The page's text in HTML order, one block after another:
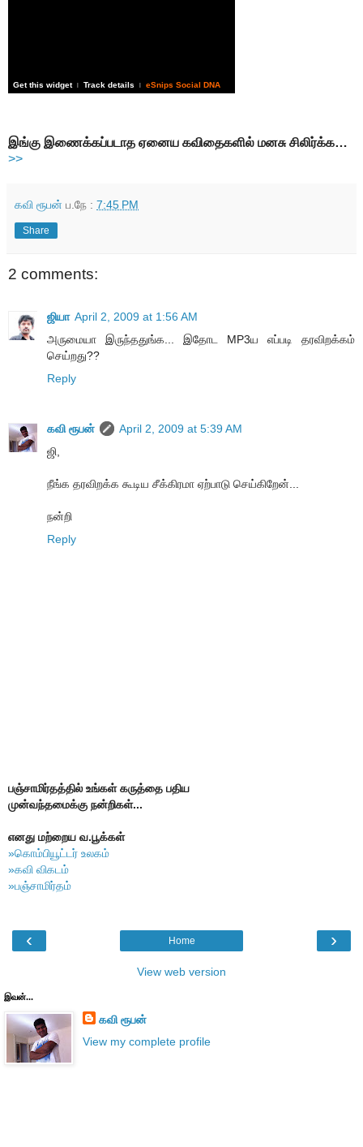
Get this widget | Track details | eSnips Social DNA
இங்கு இணைக்கப்படாத ஏனைய கவிதைகளில் மனசு சிலிர்க்க…
>>
கவி ரூபன் ப.நே : 7:45 PM
Share
2 comments:
ஜியா April 2, 2009 at 1:56 AM
அருமையா இருந்ததுங்க... இதோட MP3ய எப்படி தரவிறக்கம்
செய்றது??
Reply
கவி ரூபன்
April 2, 2009 at 5:39 AM
ஜி,
நீங்க தரவிறக்க கூடிய சீக்கிரமா ஏற்பாடு செய்கிறேன்...
நன்றி
Reply
பஞ்சாமிர்தத்தில் உங்கள் கருத்தை பதிய
முன்வந்தமைக்கு நன்றிகள்...
எனது மற்றைய வ.பூக்கள்
»கொம்பியூட்டர் உலகம்
»கவி விகடம்
»பஞ்சாமிர்தம்
‹ ›
Home
View web version
இவன்...
கவி ரூபன்
View my complete profile